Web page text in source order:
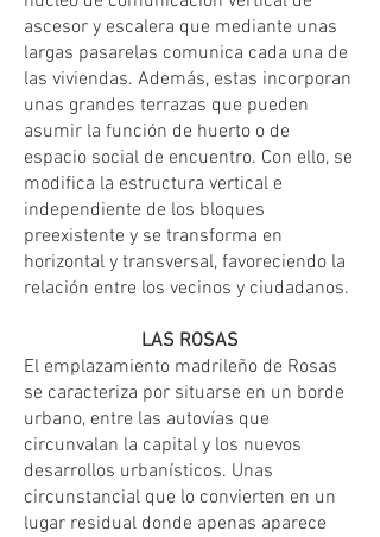
ascesor y escalera que mediante unas
largas pasarelas comunica cada una de
las viviendas. Además, estas incorporan
unas grandes terrazas que pueden
asumir la función de huerto o de
espacio social de encuentro. Con ello, se
modifica la estructura vertical e
independiente de los bloques
preexistente y se transforma en
horizontal y transversal, favoreciendo la
relación entre los vecinos y ciudadanos.
LAS ROSAS
El emplazamiento madrileño de Rosas
se caracteriza por situarse en un borde
urbano, entre las autovías que
circunvalan la capital y los nuevos
desarrollos urbanísticos. Unas
circunstancial que lo convierten en un
lugar residual donde apenas aparece